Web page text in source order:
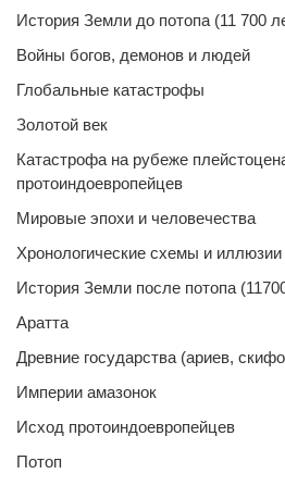
История Земли до потопа (11 700
Войны богов, демонов и людей
Глобальные катастрофы
Золотой век
Катастрофа на рубеже
протоиндоевропейцев
Мировые эпохи и человечества
Хронологические схемы и иллюзии
История Земли после потопа
Аратта
Древние государства (ариев,
Империи амазонок
Исход протоиндоевропейцев
Потоп